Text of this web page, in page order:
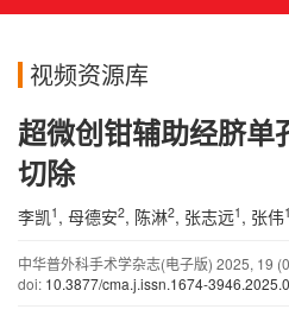
视频资源库
超微创钳辅助经脐单
切除
李凯 1 , 母德安2, 陈淋2, 张志远1 , 张伟1
中华普外科手术学杂志(电子版) 2025, 19
doi: 10.3877/cma.j.issn.1674-